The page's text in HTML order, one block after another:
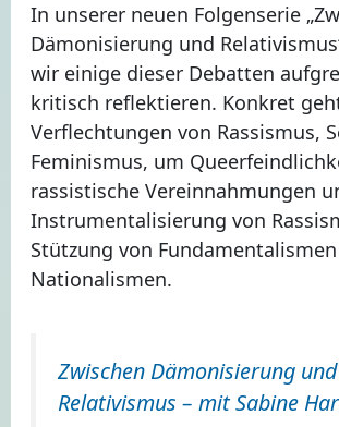
In unserer neuen Folgenserie
Dämonisierung und
wir einige dieser Debatten
kritisch reflektieren. Konkret
Verflechtungen von Rassismus,
Feminismus, um
rassistische Vereinnahmungen
Instrumentalisierung von
Stützung von
Nationalismen.
Zwischen Dämonisierung und
Relativismus – mit Sabine